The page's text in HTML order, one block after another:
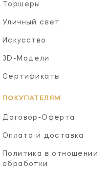
Торшеры
Уличный свет
Искусство
3D-Модели
Сертификаты
ПОКУПАТЕЛЯМ
Договор-Оферта
Оплата и доставка
Политика в отношении
обработки